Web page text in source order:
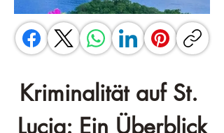
Kriminalität auf St.
Lucia: Ein Überblick